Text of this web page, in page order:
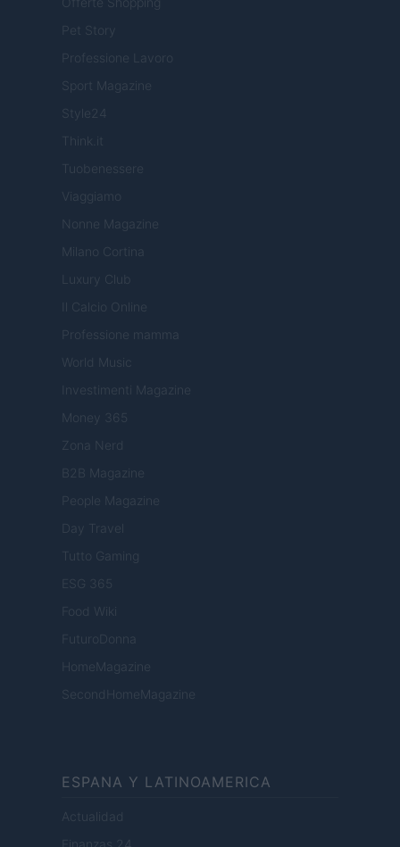
Pet Story
Professione Lavoro
Sport Magazine
Style24
Think.it
Tuobenessere
Viaggiamo
Nonne Magazine
Milano Cortina
Luxury Club
Il Calcio Online
Professione mamma
World Music
Investimenti Magazine
Money 365
Zona Nerd
B2B Magazine
People Magazine
Day Travel
Tutto Gaming
ESG 365
Food Wiki
FuturoDonna
HomeMagazine
SecondHomeMagazine
ESPANA Y LATINOAMERICA
Actualidad